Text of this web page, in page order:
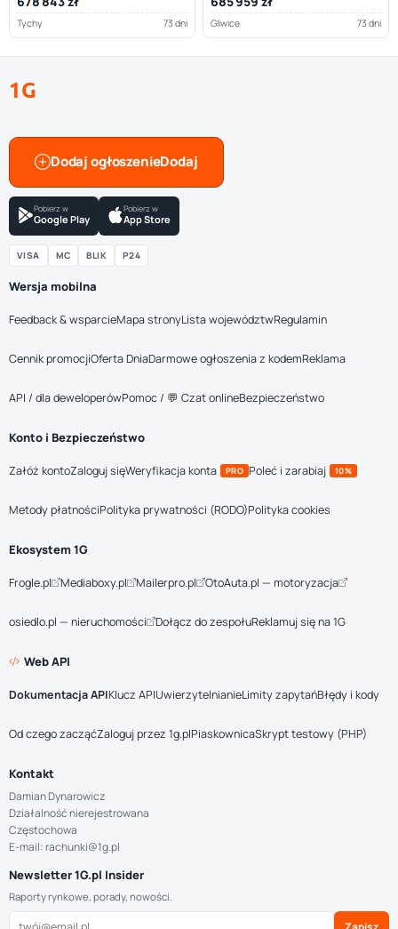
Tychy 73 dni Gliwice 73 dni
1G
Dodaj ogłoszenie
Pobierz w
Google Play
Pobierz w
App Store
VISA MC BLIK P24
Wersja mobilna
Feedback & wsparcieMapa stronyLista województwRegulamin
Cennik promocjiOferta DniaDarmowe ogłoszenia z kodemReklama
API / dla deweloperówPomoc / 💬 Czat onlineBezpieczeństwo
Konto i Bezpieczeństwo
Załóż kontoZaloguj sięWeryfikacja konta PRO Poleć i zarabiaj 10%
Metody płatnościPolityka prywatności (RODO)Polityka cookies
Ekosystem 1G
Frogle.pl Mediaboxy.pl Mailerpro.pl OtoAuta.pl — motoryzacja
osiedlo.pl — nieruchomości Dołącz do zespołuReklamuj się na 1G
Web API
Dokumentacja APIKlucz APIUwierzytelnianieLimity zapytańBłędy i kody
Od czego zacząćZaloguj przez 1g.plPiaskownicaSkrypt testowy (PHP)
Kontakt
Damian Dynarowicz
Działalność nierejestrowana
Częstochowa
E-mail: rachunki@1g.pl
Newsletter 1G.pl Insider
Raporty rynkowe, porady, nowości.